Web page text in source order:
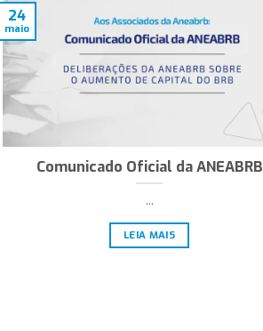
Comunicado Oficial da ANEABRB
...
LEIA MAIS
24
maio